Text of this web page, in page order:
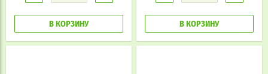
В КОРЗИНУ В КОРЗИНУ